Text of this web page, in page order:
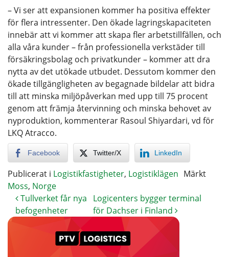
– Vi ser att expansionen kommer ha positiva effekter
för flera intressenter. Den ökade lagringskapaciteten
innebär att vi kommer att skapa fler arbetstillfällen, och
alla våra kunder – från professionella verkstäder till
försäkringsbolag och privatkunder – kommer att dra
nytta av det utökade utbudet. Dessutom kommer den
ökade tillgängligheten av begagnade bildelar att bidra
till att minska miljöpåverkan med upp till 75 procent
genom att främja återvinning och minska behovet av
nyproduktion, kommenterar Rasoul Shiyardari, vd för
LKQ Atracco.
Facebook Twitter/X LinkedIn
Publicerat i Logistikfastigheter, Logistiklägen Märkt
Moss, Norge
Tullverket får nya
befogenheter
Logicenters bygger terminal
för Dachser i Finland